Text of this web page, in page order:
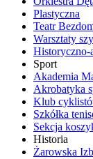
Plastyczna
Teatr
Warsztaty
Historyczno-
Sport
Akademia
Akrobatyka
Klub
Szkółka
Sekcja
Historia
Żarowska